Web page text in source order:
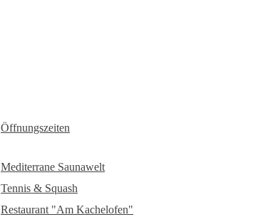
Öffnungszeiten
Mediterrane Saunawelt
Tennis & Squash
Restaurant "Am Kachelofen"